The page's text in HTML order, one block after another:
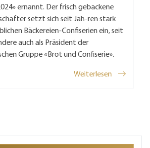
ernannt. Der frisch gebackene
setzt sich seit Jah-ren stark
Bäckereien-Confiserien ein, seit
auch als Präsident der
Gruppe «Brot und Confiserie».
Weiterlesen